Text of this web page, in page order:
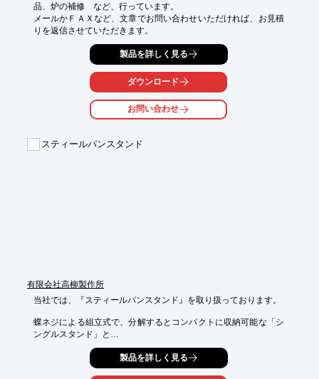
品、炉の補修　など、行っています。
メールかＦＡＸなど、文章でお問い合わせいただければ、お見積
りを返信させていただきます。
製品を詳しく見る
ダウンロード
お問い合わせ
スティールパンスタンド
有限会社高柳製作所
当社では、『スティールパンスタンド』を取り扱っております。
蝶ネジによる組立式で、分解するとコンパクトに収納可能な「シ
ングルスタンド」と
連結仕様の「ダブルスタンド」をラインアップ。
また、各部寸法変更・表面処理変更・キャスター取り付け等も承
製品を詳しく見る